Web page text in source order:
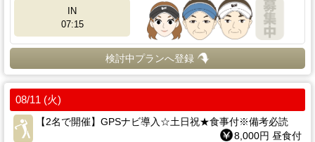
IN
07:15
検討中プランへ登録
08/11 (火)
【2名で開催】GPSナビ導入☆土日祝★食事付※備考必読
8,000円 昼食付